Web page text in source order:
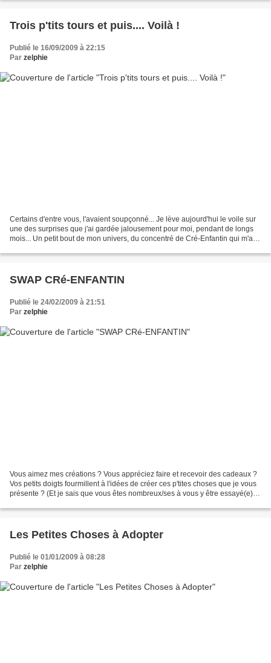
Trois p'tits tours et puis.... Voilà !
Publié le 16/09/2009 à 22:15
Par zelphie
Certains d'entre vous, l'avaient soupçonné... Je lève aujourd'hui le voile sur
une des surprises que j'ai gardée jalousement pour moi, pendant de longs
mois... Un petit bout de mon univers, du concentré de Cré-Enfantin qui m'a
SWAP CRé-ENFANTIN
Publié le 24/02/2009 à 21:51
Par zelphie
Vous aimez mes créations ? Vous appréciez faire et recevoir des cadeaux ?
Vos petits doigts fourmillent à l'idées de créer ces p'tites choses que je vous
présente ? (Et je sais que vous êtes nombreux/ses à vous y être essayé(e)s
Les Petites Choses à Adopter
Publié le 01/01/2009 à 08:28
Par zelphie